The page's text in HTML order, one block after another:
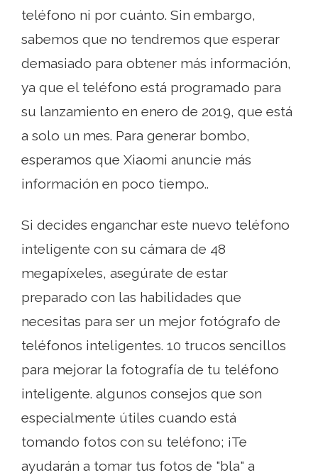
teléfono ni por cuánto. Sin embargo,
sabemos que no tendremos que esperar
demasiado para obtener más información,
ya que el teléfono está programado para
su lanzamiento en enero de 2019, que está
a solo un mes. Para generar bombo,
esperamos que Xiaomi anuncie más
información en poco tiempo..
Si decides enganchar este nuevo teléfono
inteligente con su cámara de 48
megapíxeles, asegúrate de estar
preparado con las habilidades que
necesitas para ser un mejor fotógrafo de
teléfonos inteligentes. 10 trucos sencillos
para mejorar la fotografía de tu teléfono
inteligente. algunos consejos que son
especialmente útiles cuando está
tomando fotos con su teléfono; ¡Te
ayudarán a tomar tus fotos de "bla" a